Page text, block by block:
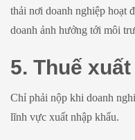
thải nơi doanh nghiệp hoạt
doanh ảnh hưởng tới môi
5. Thuế
Chỉ phải nộp khi doanh
lĩnh vực xuất nhập khẩu.